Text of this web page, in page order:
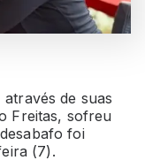
de suas
Freitas, sofreu
foi
(7).